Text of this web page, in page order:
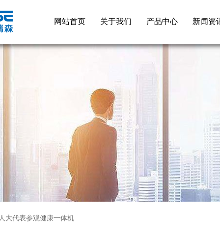
网站首页 关于我们 产品中心 新闻资
大代表参观健康一体机